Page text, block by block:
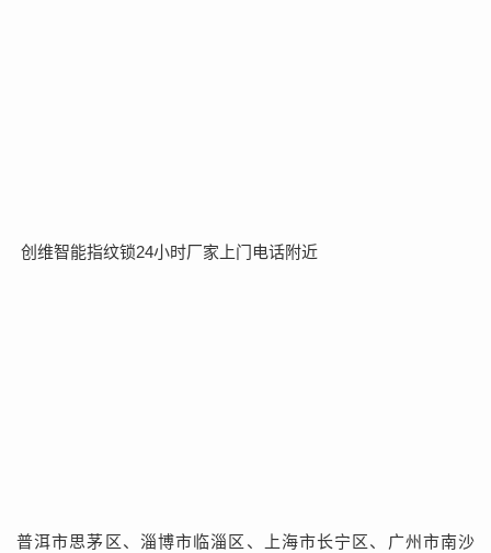
创维智能指纹锁24小时厂家上门电话附近
普洱市思茅区、淄博市临淄区、上海市长宁区、广州市南沙